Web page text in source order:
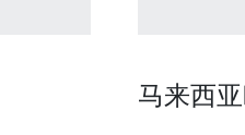
马来西